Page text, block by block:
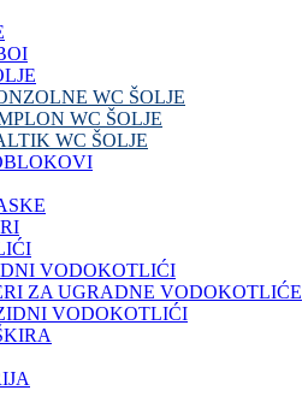
WC ŠOLJE
WC ŠOLJE
WC ŠOLJE
VODOKOTLIĆI
ZA UGRADNE VODOKOTLIĆE
VODOKOTLIĆI